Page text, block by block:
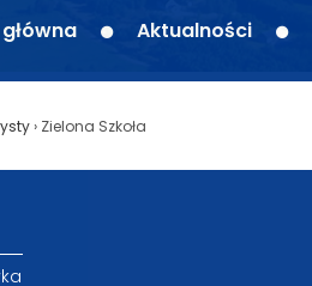
Aktualności
› Zielona Szkoła